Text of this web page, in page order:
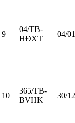
9
04/TB-
HĐXT
04/
10
365/TB-
BVHK
30/